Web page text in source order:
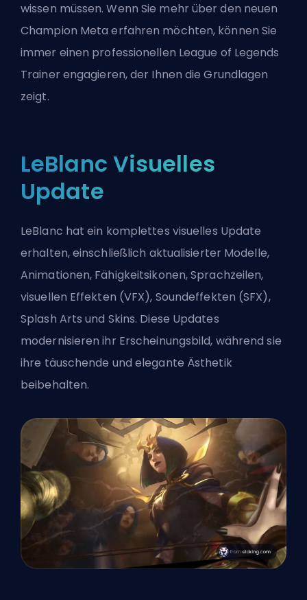
wissen müssen. Wenn Sie mehr über den neuen
Champion Meta erfahren möchten, können Sie
immer einen professionellen League of Legends
Trainer engagieren, der Ihnen die Grundlagen
zeigt.
LeBlanc Visuelles
Update
LeBlanc hat ein komplettes visuelles Update
erhalten, einschließlich aktualisierter Modelle,
Animationen, Fähigkeitsikonen, Sprachzeilen,
visuellen Effekten (VFX), Soundeffekten (SFX),
Splash Arts und Skins. Diese Updates
modernisieren ihr Erscheinungsbild, während sie
ihre täuschende und elegante Ästhetik
beibehalten.